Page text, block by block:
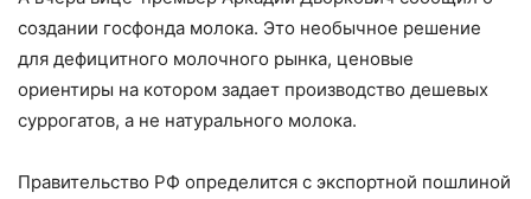
создании госфонда молока. Это необычное решение
для дефицитного молочного рынка, ценовые
ориентиры на котором задает производство дешевых
суррогатов, а не натурального молока.
Правительство РФ определится с экспортной пошлиной